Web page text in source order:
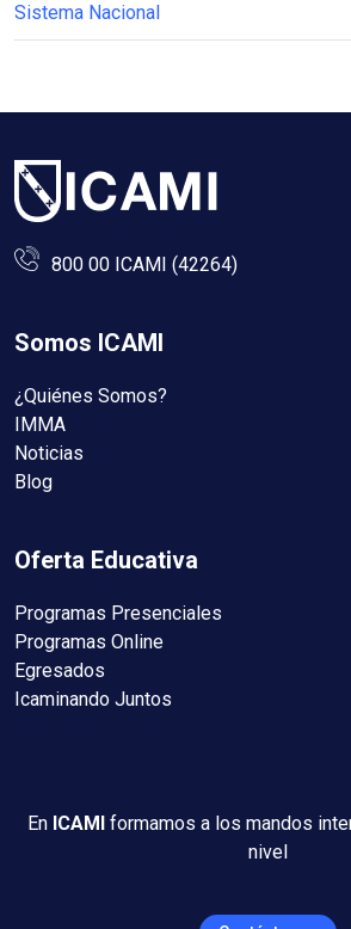
Sistema Nacional
800 00 ICAMI (42264)
Somos ICAMI
¿Quiénes Somos?
IMMA
Noticias
Blog
Oferta Educativa
Programas Presenciales
Programas Online
Egresados
Icaminando Juntos
En ICAMI formamos a los mandos
nivel